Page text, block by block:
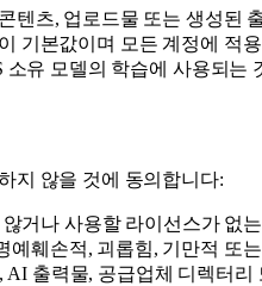
텐츠, 업로드물 또는 생성된
기본값이며 모든 계정에 적
소유 모델의 학습에 사용되는
지 않을 것에 동의합니다:
거나 사용할 라이선스가 없
예훼손적, 괴롭힘, 기만적 또
AI 출력물, 공급업체 디렉터